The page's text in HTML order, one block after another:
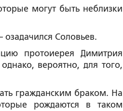
могут быть неблизки
озадачился Соловьев.
протоиерея Димитрия
вероятно, для того,
гражданским браком. На
рождаются в таком